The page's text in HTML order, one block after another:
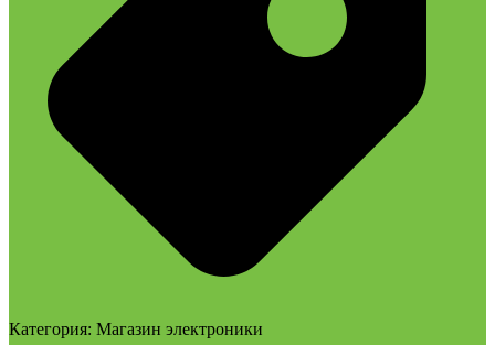
Категория: Магазин электроники